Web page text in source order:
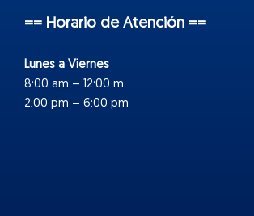
== Horario de Atención ==
Lunes a Viernes
8:00 am – 12:00 m
2:00 pm – 6:00 pm